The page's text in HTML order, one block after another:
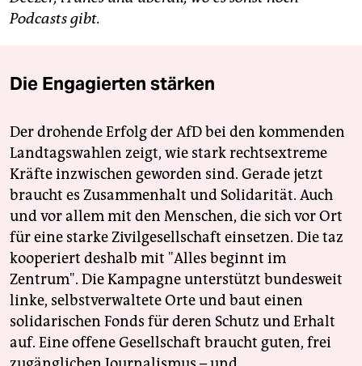
Podcasts gibt.
Die Engagierten stärken
Der drohende Erfolg der AfD bei den kommenden
Landtagswahlen zeigt, wie stark rechtsextreme
Kräfte inzwischen geworden sind. Gerade jetzt
braucht es Zusammenhalt und Solidarität. Auch
und vor allem mit den Menschen, die sich vor Ort
für eine starke Zivilgesellschaft einsetzen. Die taz
kooperiert deshalb mit "Alles beginnt im
Zentrum". Die Kampagne unterstützt bundesweit
linke, selbstverwaltete Orte und baut einen
solidarischen Fonds für deren Schutz und Erhalt
auf. Eine offene Gesellschaft braucht guten, frei